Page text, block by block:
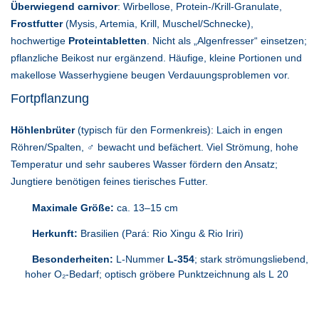
Überwiegend carnivor: Wirbellose, Protein-/Krill-Granulate,
Frostfutter(Mysis, Artemia, Krill, Muschel/Schnecke),
hochwertige Proteintabletten. Nicht als „Algenfresser“ einsetzen;
pflanzliche Beikost nur ergänzend. Häufige, kleine Portionen und
makellose Wasserhygiene beugen Verdauungsproblemen vor.
Fortpflanzung
Höhlenbrüter(typisch für den Formenkreis): Laich in engen
Röhren/Spalten, ♂ bewacht und befächert. Viel Strömung, hohe
Temperatur und sehr sauberes Wasser fördern den Ansatz;
Jungtiere benötigen feines tierisches Futter.
Maximale Größe: ca. 13–15 cm
Herkunft: Brasilien (Pará: Rio Xingu & Rio Iriri)
Besonderheiten: L-Nummer L-354; stark strömungsliebend,
hoher O₂-Bedarf; optisch gröbere Punktzeichnung als L 20